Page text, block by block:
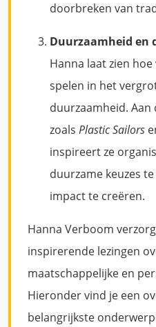
doorbreken van
Duurzaamheid en
Hanna laat zien
spelen in het
duurzaamheid.
zoals Plastic Sailors
inspireert ze
duurzame keuzes
impact te creëren.
Hanna Verboom
inspirerende lezingen
maatschappelijke en
Hieronder vind je een
belangrijkste